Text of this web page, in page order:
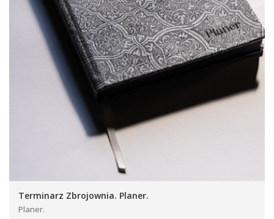
Terminarz Zbrojownia. Planer.
Planer.